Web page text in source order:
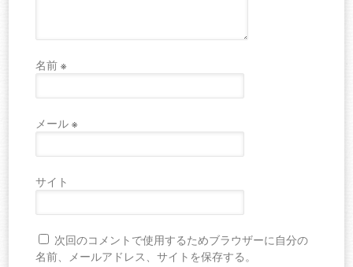
名前※
メール※
サイト
次回のコメントで使用するためブラウザーに自分の
名前、メールアドレス、サイトを保存する。